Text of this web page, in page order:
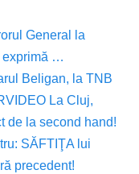
General la
exprimă …
Beligan, la TNB
VIDEO La Cluj,
de la second hand!
SĂFTIŢA lui
precedent!